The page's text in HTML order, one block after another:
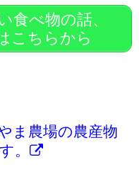
食べ物の話、
こちらから
ま農場の農産物
。